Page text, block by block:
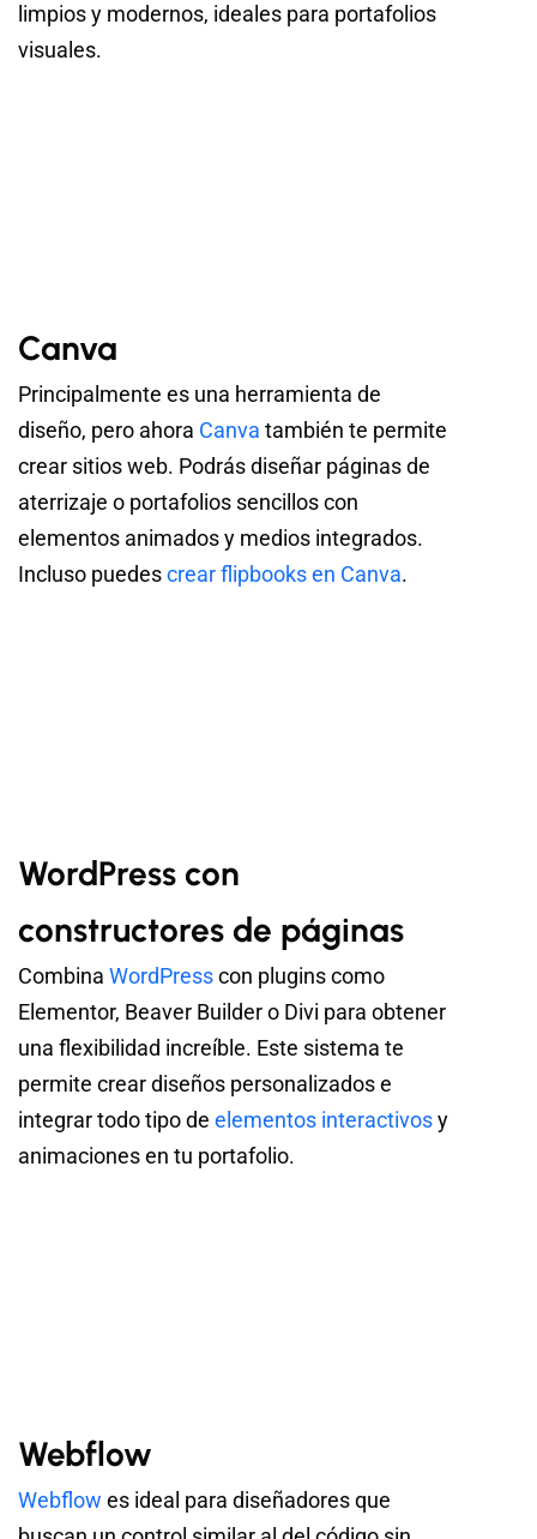
limpios y modernos, ideales para portafolios
visuales.
Canva
Principalmente es una herramienta de
diseño, pero ahora Canva también te permite
crear sitios web. Podrás diseñar páginas de
aterrizaje o portafolios sencillos con
elementos animados y medios integrados.
Incluso puedescrear flipbooks en Canva.
WordPress con
constructores de páginas
Combina WordPresscon plugins como
Elementor, Beaver Builder o Divi para obtener
una flexibilidad increíble. Este sistema te
permite crear diseños personalizados e
integrar todo tipo de elementos interactivosy
animaciones en tu portafolio.
Webflow
Webflow es ideal para diseñadores que